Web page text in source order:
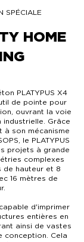
SPÉCIALE
HOME
PLATYPUS X4
de pointe pour
ouvrant la voie
Grâce
à son mécanisme
le PLATYPUS
projets à grande
complexes
de hauteur et 8
16 mètres de
d'imprimer
entières en
ainsi de vastes
conception. Cela